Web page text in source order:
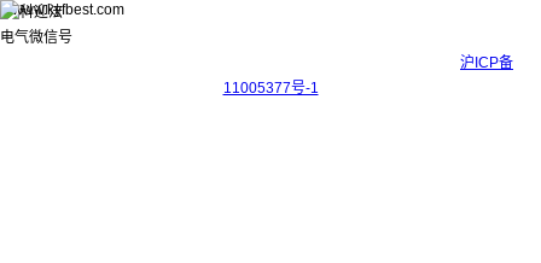
www.kyfbest.com
沪ICP备
11005377号-1